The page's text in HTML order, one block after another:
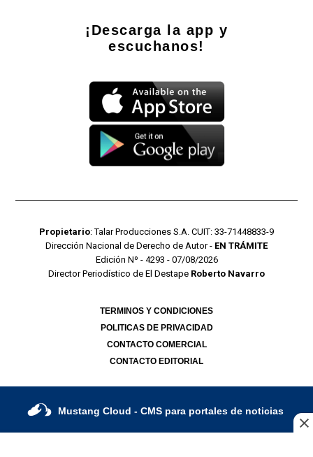
¡Descarga la app y
escuchanos!
Propietario: Talar Producciones S.A. CUIT: 33-71448833-9
Dirección Nacional de Derecho de Autor - EN TRÁMITE
Edición Nº - 4293 - 07/08/2026
Director Periodístico de El Destape Roberto Navarro
TERMINOS Y CONDICIONES
POLITICAS DE PRIVACIDAD
CONTACTO COMERCIAL
CONTACTO EDITORIAL
Mustang Cloud - CMS para portales de noticias